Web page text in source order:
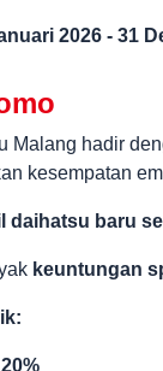
2026 - 31
Malang hadir
kesempatan
daihatsu baru
keuntungan